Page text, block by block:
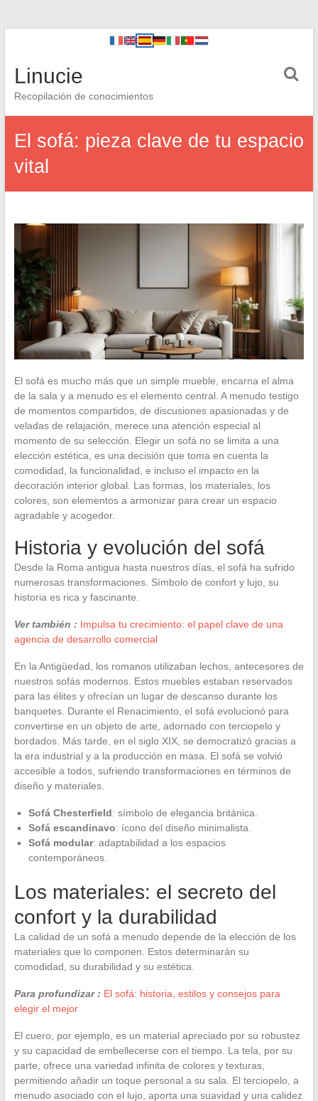
Linucie
Recopilación de conocimientos
El sofá: pieza clave de tu espacio
vital
El sofá es mucho más que un simple mueble, encarna el alma
de la sala y a menudo es el elemento central. A menudo testigo
de momentos compartidos, de discusiones apasionadas y de
veladas de relajación, merece una atención especial al
momento de su selección. Elegir un sofá no se limita a una
elección estética, es una decisión que toma en cuenta la
comodidad, la funcionalidad, e incluso el impacto en la
decoración interior global. Las formas, los materiales, los
colores, son elementos a armonizar para crear un espacio
agradable y acogedor.
Historia y evolución del sofá
Desde la Roma antigua hasta nuestros días, el sofá ha sufrido
numerosas transformaciones. Símbolo de confort y lujo, su
historia es rica y fascinante.
Ver también : Impulsa tu crecimiento: el papel clave de una
agencia de desarrollo comercial
En la Antigüedad, los romanos utilizaban lechos, antecesores de
nuestros sofás modernos. Estos muebles estaban reservados
para las élites y ofrecían un lugar de descanso durante los
banquetes. Durante el Renacimiento, el sofá evolucionó para
convertirse en un objeto de arte, adornado con terciopelo y
bordados. Más tarde, en el siglo XIX, se democratizó gracias a
la era industrial y a la producción en masa. El sofá se volvió
accesible a todos, sufriendo transformaciones en términos de
diseño y materiales.
Sofá Chesterfield: símbolo de elegancia británica.
Sofá escandinavo: ícono del diseño minimalista.
Sofá modular: adaptabilidad a los espacios
contemporáneos.
Los materiales: el secreto del
confort y la durabilidad
La calidad de un sofá a menudo depende de la elección de los
materiales que lo componen. Estos determinarán su
comodidad, su durabilidad y su estética.
Para profundizar : El sofá: historia, estilos y consejos para
elegir el mejor
El cuero, por ejemplo, es un material apreciado por su robustez
y su capacidad de embellecerse con el tiempo. La tela, por su
parte, ofrece una variedad infinita de colores y texturas,
permitiendo añadir un toque personal a su sala. El terciopelo, a
menudo asociado con el lujo, aporta una suavidad y una calidez